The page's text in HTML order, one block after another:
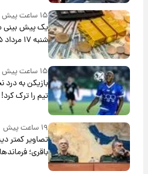
۱۵ ساعت پیش
یک پیش ‌بینی
شنبه ۱۷ مرداد ۱۴۰۵
۱۵ ساعت پیش
بازیکن به درد
تیم را ترک کرد!
۱۹ ساعت پیش
تصاویر کمتر
باقری؛